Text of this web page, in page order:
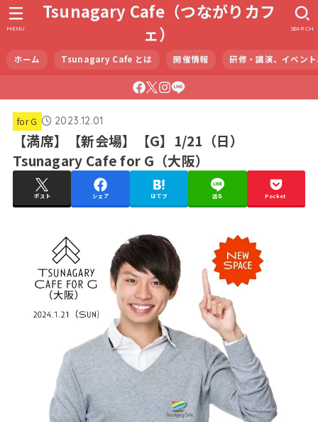
Tsunagary Cafe（つながりカフ
ェ）
ホーム Tsunagary Cafe とは 開催情報 研修・講演、イベン
SEARCH
MENU
for G 2023.12.01
【満席】【新会場】【G】1/21（日）
Tsunagary Cafe for G（大阪）
ポスト シェア はてブ 送る Pocket